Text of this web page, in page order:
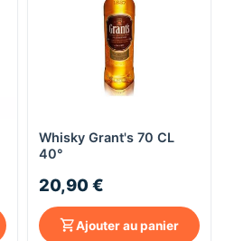
Whisky Grant's 70 CL
40°
20,90 €
Ajouter au panier